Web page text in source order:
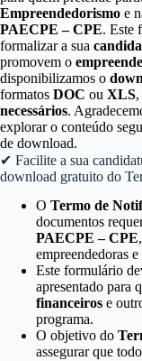
Empreendedorismo e
PAECPE – CPE. Este
formalizar a sua
promovem o
disponibilizamos o
formatos DOC ou XLS
necessários.
explorar o conteúdo
de download.
✔ Facilite a sua
download gratuito do
O Termo de
documentos
PAECPE – CPE
empreendedoras
Este formulário
apresentado para
financeiros e
programa.
O objetivo do
assegurar que